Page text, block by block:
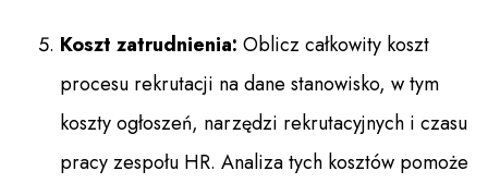
Koszt zatrudnienia: Oblicz całkowity koszt
procesu rekrutacji na dane stanowisko, w tym
koszty ogłoszeń, narzędzi rekrutacyjnych i czasu
pracy zespołu HR. Analiza tych kosztów pomoże